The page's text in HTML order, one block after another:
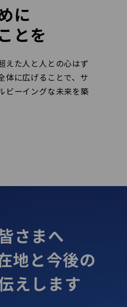
に
とを
えた人と人との心はず
体に広げることで、サ
ビーイングな未来を築
さまへ
地と今後の
えします